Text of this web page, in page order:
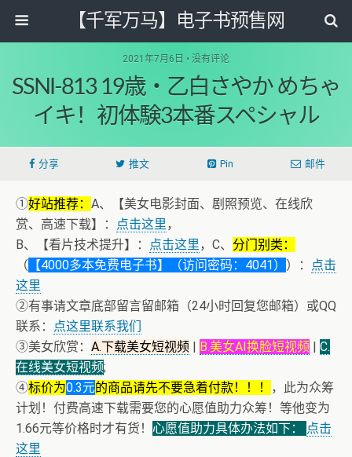
【千军万马】电子书预售网
2021年7月6日 • 没有评论
SSNI-813 19歳・乙白さやか めちゃ
イキ！初体験3本番スペシャル
分享 推文 Pin 邮件
①好站推荐： A、【美女电影封面、剧照预览、在线欣
赏、高速下载】：
点击这里，
B、【看片技术提升】：
点击这里，C、 分门别类：
（ 【4000多本免费电子书】（访问密码：4041） ）：
点击
这里
②有事请文章底部留言留邮箱（24小时回复您邮箱）或QQ
联系：
点这里联系我们
③美女欣赏： A.下载美女短视频 | B.美女AI换脸短视频 | C.
在线美女短视频;
④标价为0.3元的商品请先不要急着付款！！！
，此为众筹
计划！付费高速下载需要您的心愿值助力众筹！等他变为
1.66元等价格时才有货！ 心愿值助力具体办法如下：
点击
这里